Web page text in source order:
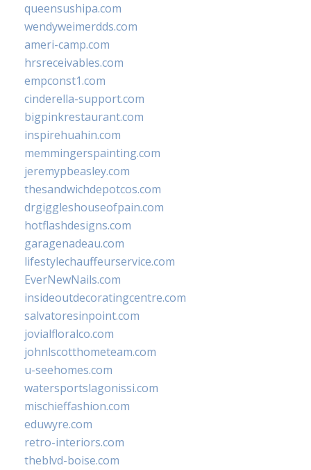
queensushipa.com
wendyweimerdds.com
ameri-camp.com
hrsreceivables.com
empconst1.com
cinderella-support.com
bigpinkrestaurant.com
inspirehuahin.com
memmingerspainting.com
jeremypbeasley.com
thesandwichdepotcos.com
drgiggleshouseofpain.com
hotflashdesigns.com
garagenadeau.com
lifestylechauffeurservice.com
EverNewNails.com
insideoutdecoratingcentre.com
salvatoresinpoint.com
jovialfloralco.com
johnlscotthometeam.com
u-seehomes.com
watersportslagonissi.com
mischieffashion.com
eduwyre.com
retro-interiors.com
theblvd-boise.com